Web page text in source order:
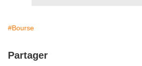
#Bourse
Partager